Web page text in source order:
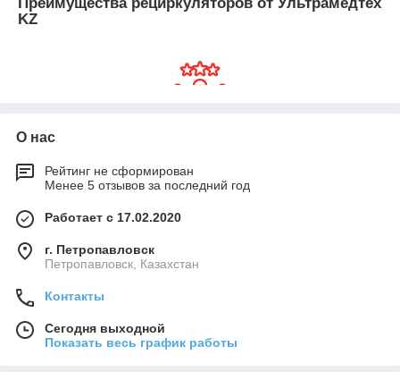
KZ
Помимо этого предоставляем полный цикл услуг:
первичная консультация, формирование предложения и
сервисное обслуживание.
Надежность
Показать всё
О нас
Рейтинг не сформирован
Менее 5 отзывов за последний год
Работает с 17.02.2020
г. Петропавловск
Петропавловск, Казахстан
Контакты
Сегодня выходной
Показать весь график работы